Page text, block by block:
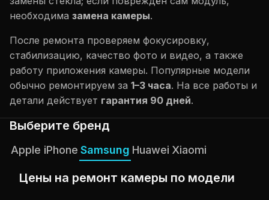
необходима замена камеры.
После ремонта проверяем фокусировку,
стабилизацию, качество фото и видео, а также
работу приложения камеры. Популярные модели
обычно ремонтируем за 1–3 часа. На все работы и
детали действует гарантия 90 дней.
Выберите бренд
Apple iPhone Samsung Huawei Xiaomi
Цены на ремонт камеры по модели